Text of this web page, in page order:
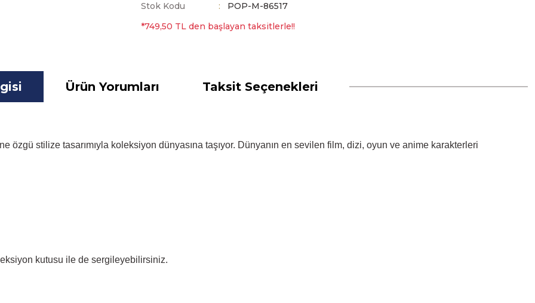
Stok Kodu
POP-M-86517
*749,50 TL den başlayan taksitlerle!!
Ürün Yorumları Taksit Seçenekleri
özgü stilize tasarımıyla koleksiyon dünyasına taşıyor. Dünyanın en sevilen film, dizi, oyun ve anime karakterleri
kutusu ile de sergileyebilirsiniz.